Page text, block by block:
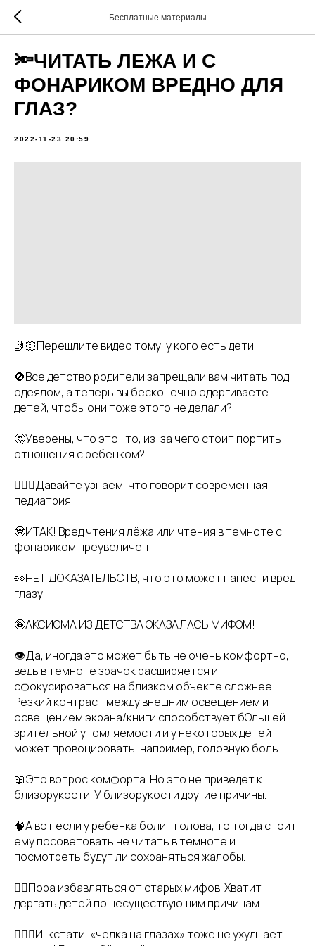
Бесплатные материалы
🔦ЧИТАТЬ ЛЕЖА И С
ФОНАРИКОМ ВРЕДНО ДЛЯ
ГЛАЗ?
2022-11-23 20:59
🤳🏻Перешлите видео тому, у кого есть дети.
🚫Все детство родители запрещали вам читать под
одеялом, а теперь вы бесконечно одергиваете
детей, чтобы они тоже этого не делали?
🤔Уверены, что это- то, из-за чего стоит портить
отношения с ребенком?
👩🏼‍⚕️Давайте узнаем, что говорит современная
педиатрия.
🤓ИТАК! Вред чтения лёжа или чтения в темноте с
фонариком преувеличен!
👀НЕТ ДОКАЗАТЕЛЬСТВ, что это может нанести вред
глазу.
🤪АКСИОМА ИЗ ДЕТСТВА ОКАЗАЛАСЬ МИФОМ!
👁Да, иногда это может быть не очень комфортно,
ведь в темноте зрачок расширяется и
сфокусироваться на близком объекте сложнее.
Резкий контраст между внешним освещением и
освещением экрана/книги способствует бОльшей
зрительной утомляемости и у некоторых детей
может провоцировать, например, головную боль.
📖Это вопрос комфорта. Но это не приведет к
близорукости. У близорукости другие причины.
🧠А вот если у ребенка болит голова, то тогда стоит
ему посоветовать не читать в темноте и
посмотреть будут ли сохраняться жалобы.
✋🏻Пора избавляться от старых мифов. Хватит
дергать детей по несуществующим причинам.
💇🏼‍♀️И, кстати, «челка на глазах» тоже не ухудшает